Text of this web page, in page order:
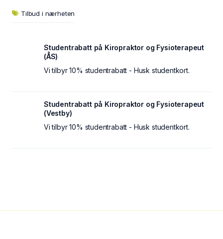
Tilbud i nærheten
Studentrabatt på Kiropraktor og Fysioterapeut
(ÅS)
Vi tilbyr 10% studentrabatt - Husk studentkort.
Studentrabatt på Kiropraktor og Fysioterapeut
(Vestby)
Vi tilbyr 10% studentrabatt - Husk studentkort.